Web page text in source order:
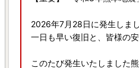
2026年7月28日に発生しま
一日も早い復旧と、皆様の
このたび発生いたしました